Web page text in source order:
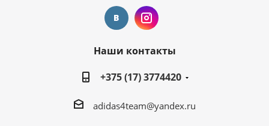
Наши контакты
+375 (17) 3774420
adidas4team@yandex.ru